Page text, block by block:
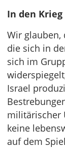
In den
Wir glauben,
die sich in
sich im
Israel
militärischer
keine
auf dem